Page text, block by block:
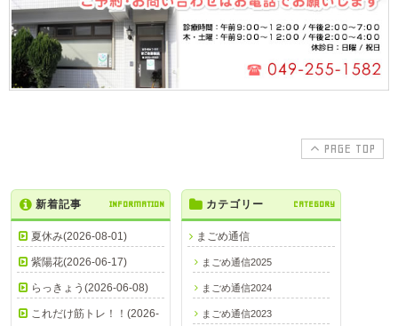
PAGE TOP
新着記事 INFORMATION
夏休み(2026-08-01)
紫陽花(2026-06-17)
らっきょう(2026-06-08)
これだけ筋トレ！！(2026-
カテゴリー CATEGORY
まごめ通信
まごめ通信2025
まごめ通信2024
まごめ通信2023